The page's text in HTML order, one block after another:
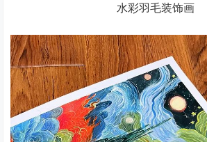
水彩羽毛装饰画